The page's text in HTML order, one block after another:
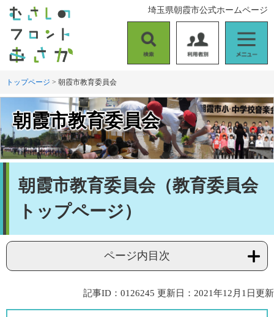
す
し
文
へ
索
用
ニ
埼玉県朝霞市公式ホームページ
トップページ > 朝霞市教育委員会
朝霞市教育委員会
朝霞市教育委員会（教育委員会
トップページ）
ページ内目次
記事ID：0126245 更新日：2021年12月1日更新